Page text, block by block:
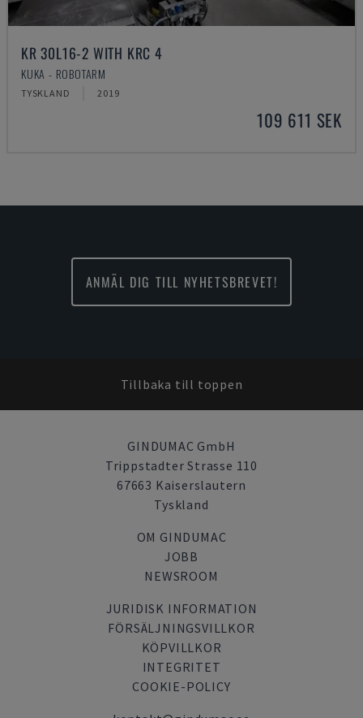
KR 30L16-2 WITH KRC 4
KUKA - ROBOTARM
TYSKLAND 2019
109 611 SEK
ANMÄL DIG TILL NYHETSBREVET!
Tillbaka till toppen
GINDUMAC GmbH
Trippstadter Strasse 110
67663 Kaiserslautern
Tyskland
OM GINDUMAC
JOBB
NEWSROOM
JURIDISK INFORMATION
FÖRSÄLJNINGSVILLKOR
KÖPVILLKOR
INTEGRITET
COOKIE-POLICY